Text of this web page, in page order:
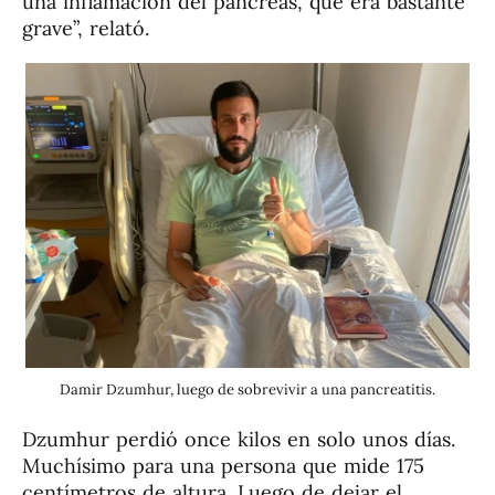
grave”, relató.
Damir Dzumhur, luego de sobrevivir a una pancreatitis.
Dzumhur perdió once kilos en solo unos días.
Muchísimo para una persona que mide 175